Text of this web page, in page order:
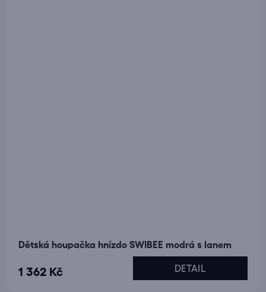
Dětská houpačka hnízdo SWIBEE modrá s lanem
1 362 Kč DETAIL